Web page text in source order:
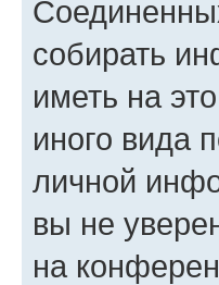
собирать
иметь на
иного вида
личной
вы не
на